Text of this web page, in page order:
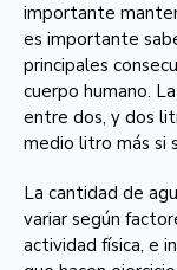
importante
es importante
principales
cuerpo humano.
entre dos, y dos
medio litro más si
La cantidad de
variar según
actividad física, e